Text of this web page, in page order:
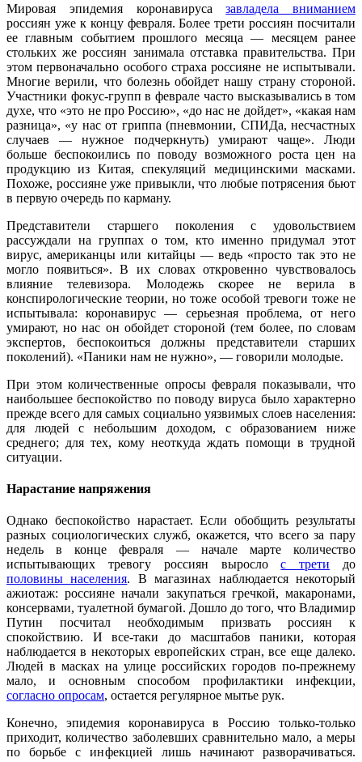
Мировая эпидемия коронавирусазавладела вниманием
россиян уже к концу февраля. Более трети россиян посчитали
ее главным событием прошлого месяца — месяцем ранее
стольких же россиян занимала отставка правительства. При
этом первоначально особого страха россияне не испытывали.
Многие верили, что болезнь обойдет нашу страну стороной.
Участники фокус-групп в феврале часто высказывались в том
духе, что «это не про Россию», «до нас не дойдет», «какая нам
разница», «у нас от гриппа (пневмонии, СПИДа, несчастных
случаев — нужное подчеркнуть) умирают чаще». Люди
больше беспокоились по поводу возможного роста цен на
продукцию из Китая, спекуляций медицинскими масками.
Похоже, россияне уже привыкли, что любые потрясения бьют
в первую очередь по карману.
Представители старшего поколения с удовольствием
рассуждали на группах о том, кто именно придумал этот
вирус, американцы или китайцы — ведь «просто так это не
могло появиться». В их словах откровенно чувствовалось
влияние телевизора. Молодежь скорее не верила в
конспирологические теории, но тоже особой тревоги тоже не
испытывала: коронавирус — серьезная проблема, от него
умирают, но нас он обойдет стороной (тем более, по словам
экспертов, беспокоиться должны представители старших
поколений). «Паники нам не нужно», — говорили молодые.
При этом количественные опросы февраля показывали, что
наибольшее беспокойство по поводу вируса было характерно
прежде всего для самых социально уязвимых слоев населения:
для людей с небольшим доходом, с образованием ниже
среднего; для тех, кому неоткуда ждать помощи в трудной
ситуации.
Нарастание напряжения
Однако беспокойство нарастает. Если обобщить результаты
разных социологических служб, окажется, что всего за пару
недель в конце февраля — начале марте количество
испытывающих тревогу россиян вырослос трети до
половины населения. В магазинах наблюдается некоторый
ажиотаж: россияне начали закупаться гречкой, макаронами,
консервами, туалетной бумагой. Дошло до того, что Владимир
Путин посчитал необходимым призвать россиян к
спокойствию. И все-таки до масштабов паники, которая
наблюдается в некоторых европейских стран, все еще далеко.
Людей в масках на улице российских городов по-прежнему
мало, и основным способом профилактики инфекции,
согласно опросам, остается регулярное мытье рук.
Конечно, эпидемия коронавируса в Россию только-только
приходит, количество заболевших сравнительно мало, а меры
по борьбе с инфекцией лишь начинают разворачиваться.